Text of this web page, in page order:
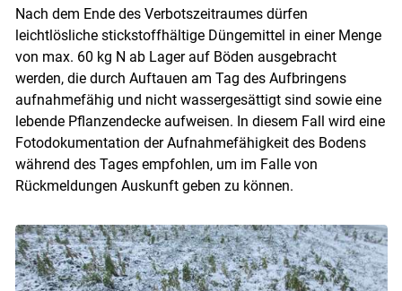
Nach dem Ende des Verbotszeitraumes dürfen
leichtlösliche stickstoffhältige Düngemittel in einer Menge
von max. 60 kg N ab Lager auf Böden ausgebracht
werden, die durch Auftauen am Tag des Aufbringens
aufnahmefähig und nicht wassergesättigt sind sowie eine
lebende Pflanzendecke aufweisen. In diesem Fall wird eine
Fotodokumentation der Aufnahmefähigkeit des Bodens
während des Tages empfohlen, um im Falle von
Rückmeldungen Auskunft geben zu können.